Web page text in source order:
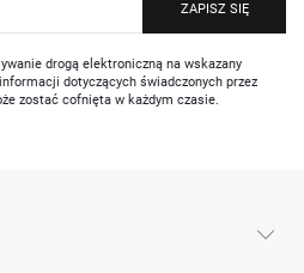
ZAPISZ SIĘ
drogą elektroniczną na wskazany
dotyczących świadczonych przez
zostać cofnięta w każdym czasie.